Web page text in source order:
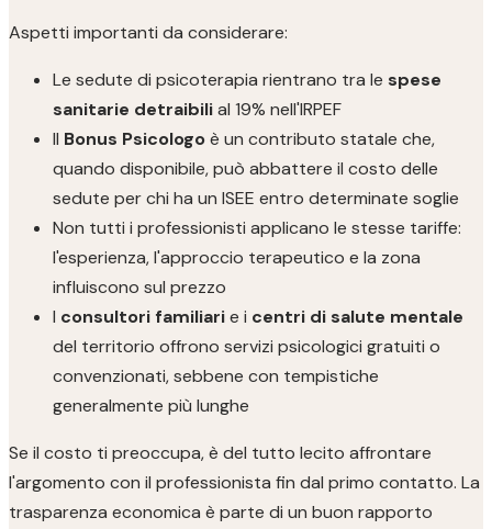
Aspetti importanti da considerare:
Le sedute di psicoterapia rientrano tra le spese
sanitarie detraibilial 19% nell'IRPEF
Il Bonus Psicologoè un contributo statale che,
quando disponibile, può abbattere il costo delle
sedute per chi ha un ISEE entro determinate soglie
Non tutti i professionisti applicano le stesse tariffe:
l'esperienza, l'approccio terapeutico e la zona
influiscono sul prezzo
I consultori familiarie i centri di salute mentale
del territorio offrono servizi psicologici gratuiti o
convenzionati, sebbene con tempistiche
generalmente più lunghe
Se il costo ti preoccupa, è del tutto lecito affrontare
l'argomento con il professionista fin dal primo contatto. La
trasparenza economica è parte di un buon rapporto